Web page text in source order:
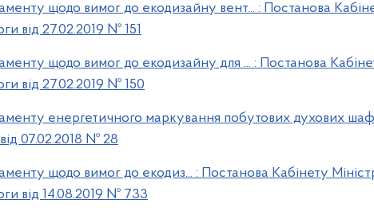
щодо вимог до екодизайну вент... : Постанова
від 27.02.2019 № 151
щодо вимог до екодизайну для ... : Постанова
від 27.02.2019 № 150
енергетичного маркування побутових духових
07.02.2018 № 28
щодо вимог до екодиз... : Постанова Кабінету
від 14.08.2019 № 733